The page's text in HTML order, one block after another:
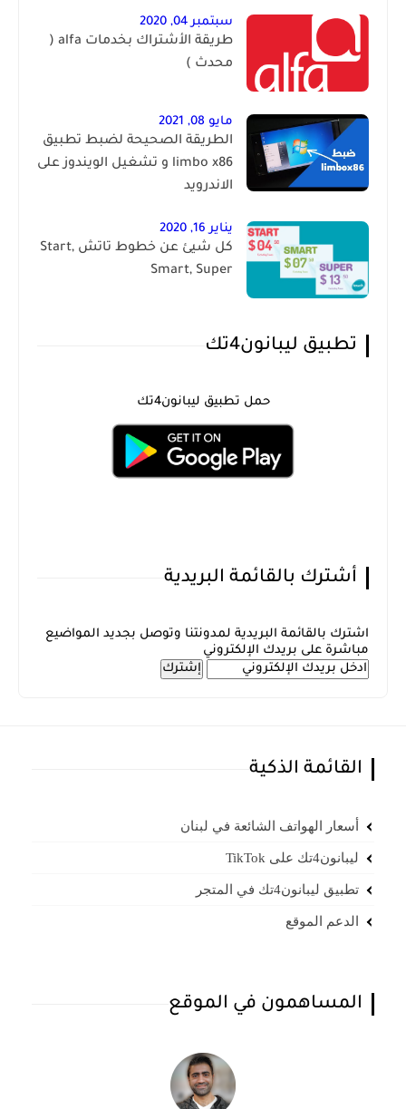
سبتمبر 04, 2020
طريقة الأشتراك بخدمات alfa (
محدث )
مايو 08, 2021
الطريقة الصحيحة لضبط تطبيق
limbo x86 و تشغيل الويندوز على
الاندرويد
يناير 16, 2020
كل شيئ عن خطوط تاتش Start,
Smart, Super
تطبيق ليبانون4تك
حمل تطبيق ليبانون4تك
أشترك بالقائمة البريدية
اشترك بالقائمة البريدية لمدونتنا وتوصل بجديد المواضيع
مباشرة على بريدك الإلكتروني
القائمة الذكية
أسعار الهواتف الشائعة في لبنان
ليبانون4تك على TikTok
تطبيق ليبانون4تك في المتجر
الدعم الموقع
المساهمون في الموقع